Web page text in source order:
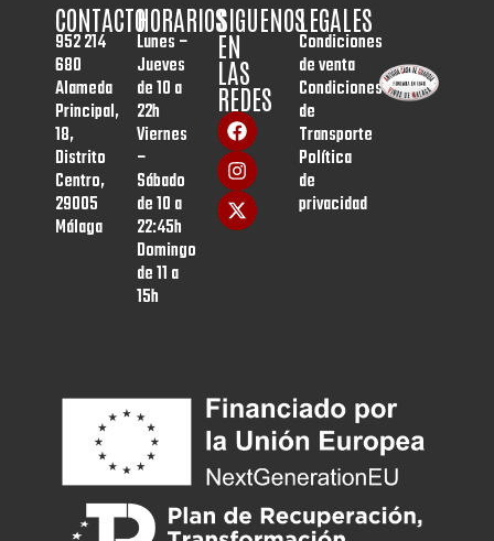
CONTACTO
952 214
680
Alameda
Principal,
18,
Distrito
Centro,
29005
Málaga
HORARIOS
Lunes –
Jueves
de 10 a
22h
Viernes
–
Sábado
de 10 a
22:45h
Domingo
de 11 a
15h
SIGUENOS
EN
LAS
REDES
LEGALES
Condiciones
de venta
Condiciones
de
Transporte
Política
de
privacidad